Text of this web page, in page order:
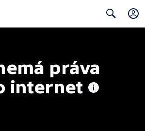
práva
internet